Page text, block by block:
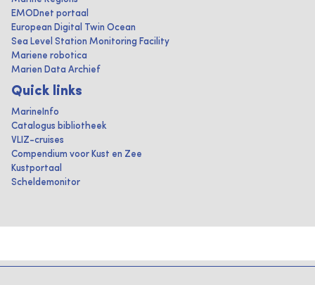
EMODnet portaal
European Digital Twin Ocean
Sea Level Station Monitoring Facility
Mariene robotica
Marien Data Archief
Quick links
MarineInfo
Catalogus bibliotheek
VLIZ-cruises
Compendium voor Kust en Zee
Kustportaal
Scheldemonitor